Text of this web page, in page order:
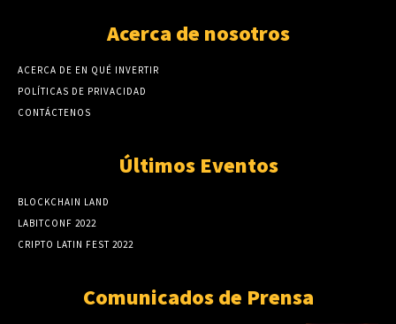
Acerca de nosotros
ACERCA DE EN QUÉ INVERTIR
POLÍTICAS DE PRIVACIDAD
CONTÁCTENOS
Últimos Eventos
BLOCKCHAIN LAND
LABITCONF 2022
CRIPTO LATIN FEST 2022
Comunicados de Prensa